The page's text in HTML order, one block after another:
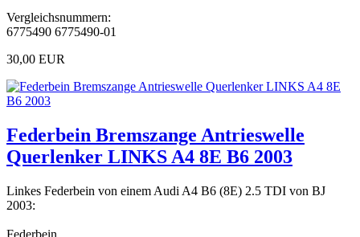
Vergleichsnummern:
6775490 6775490-01
30,00 EUR
Federbein Bremszange Antrieswelle
Querlenker LINKS A4 8E B6 2003
Linkes Federbein von einem Audi A4 B6 (8E) 2.5 TDI von BJ
2003:
Federbein